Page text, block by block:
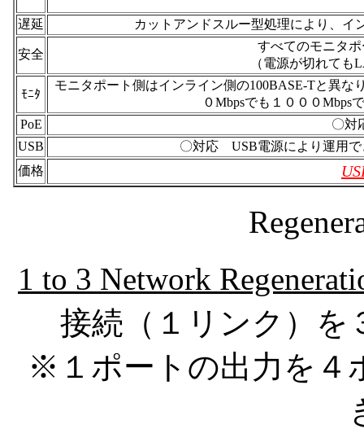
遅延 カットアンドスルー型処理により、イ
安全
すべてのモニタ
（電源が切れて
ﾓﾆﾀ
モニタポート側はインライン側の100BASE-Tと異な
０Mbpsでも１０００Mbps
PoE
〇対
USB
〇対応 USB電源により運用で
価格
1 to 3 Network
接続（１リンク）を
※１ポートの出力を４